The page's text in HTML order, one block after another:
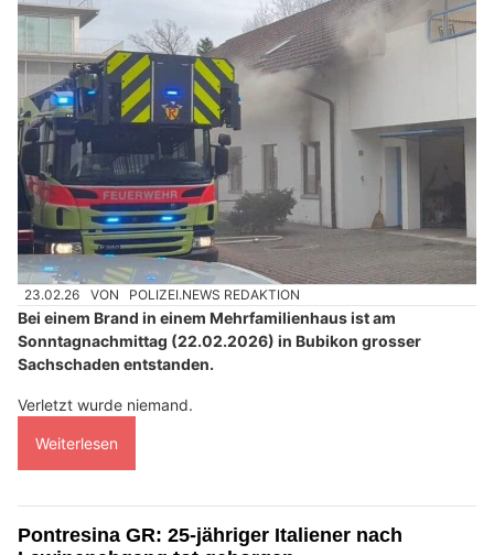
23.02.26 VON POLIZEI.NEWS REDAKTION
Bei einem Brand in einem Mehrfamilienhaus ist am
Sonntagnachmittag (22.02.2026) in Bubikon grosser
Sachschaden entstanden.
Verletzt wurde niemand.
Weiterlesen
Pontresina GR: 25-jähriger Italiener nach